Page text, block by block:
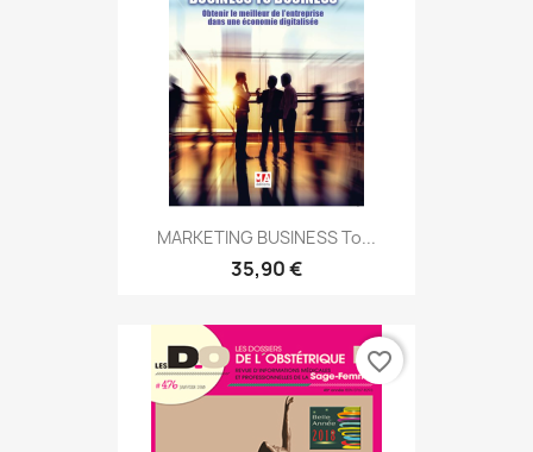
MARKETING BUSINESS To...
35,90 €
favorite_border